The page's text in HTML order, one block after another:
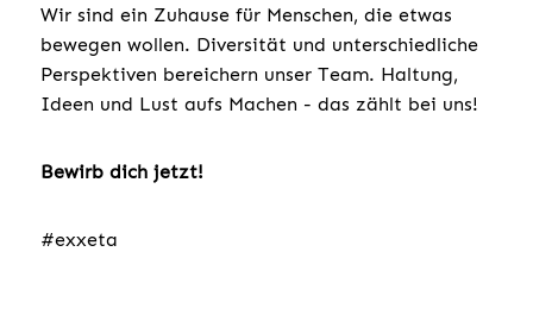
Wir sind ein Zuhause für Menschen, die etwas
bewegen wollen. Diversität und unterschiedliche
Perspektiven bereichern unser Team. Haltung,
Ideen und Lust aufs Machen - das zählt bei uns!
Bewirb dich jetzt!
#exxeta